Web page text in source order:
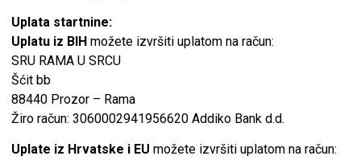
Uplata startnine:
Uplatu iz BIH možete izvršiti uplatom na račun:
SRU RAMA U SRCU
Šćit bb
88440 Prozor – Rama
Žiro račun: 3060002941956620 Addiko Bank d.d.
Uplate iz Hrvatske i EUmožete izvršiti uplatom na račun: